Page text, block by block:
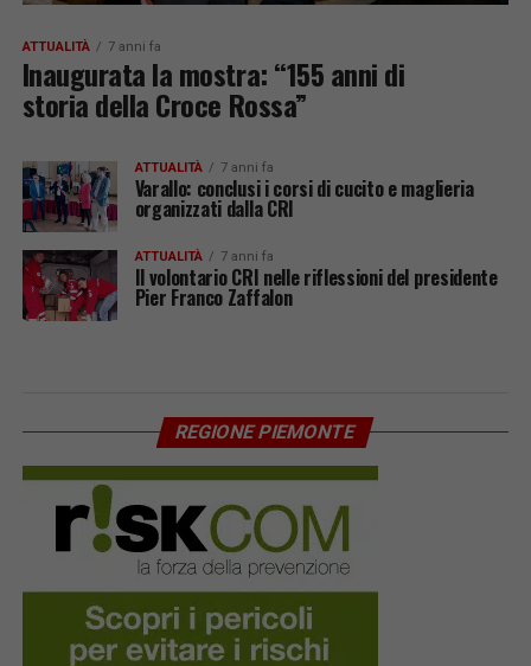
ATTUALITÀ 7 anni fa
Inaugurata la mostra: “155 anni di
storia della Croce Rossa”
ATTUALITÀ 7 anni fa
Varallo: conclusi i corsi di cucito e maglieria
organizzati dalla CRI
ATTUALITÀ 7 anni fa
Il volontario CRI nelle riflessioni del presidente
Pier Franco Zaffalon
REGIONE PIEMONTE